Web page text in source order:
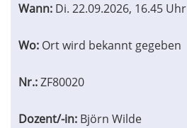
Wann: Di. 22.09.2026, 16.45 Uhr
Wo: Ort wird bekannt gegeben
Nr.:ZF80020
Dozent/-in: Björn Wilde